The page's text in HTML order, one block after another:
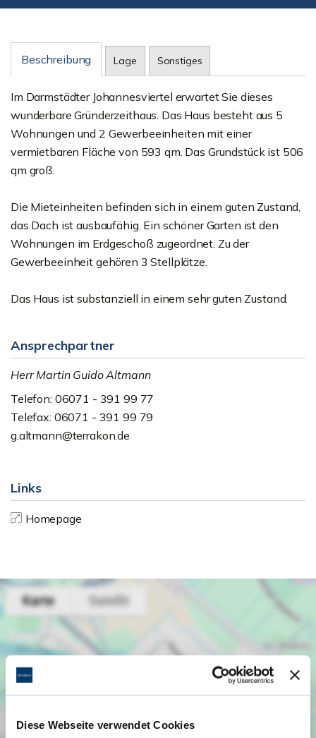
Diese Webseite verwendet Cookies
Beschreibung Lage Sonstiges
Im Darmstädter Johannesviertel erwartet Sie dieses
wunderbare Gründerzeithaus. Das Haus besteht aus 5
Wohnungen und 2 Gewerbeeinheiten mit einer
vermietbaren Fläche von 593 qm. Das Grundstück ist 506
qm groß.
Die Mieteinheiten befinden sich in einem guten Zustand,
das Dach ist ausbaufähig. Ein schöner Garten ist den
Wohnungen im Erdgeschoß zugeordnet. Zu der
Gewerbeeinheit gehören 3 Stellplätze.
Das Haus ist substanziell in einem sehr guten Zustand.
Ansprechpartner
Herr Martin Guido Altmann
Telefon: 06071 - 391 99 77
Telefax: 06071 - 391 99 79
g.altmann@terrakon.de
Links
Homepage